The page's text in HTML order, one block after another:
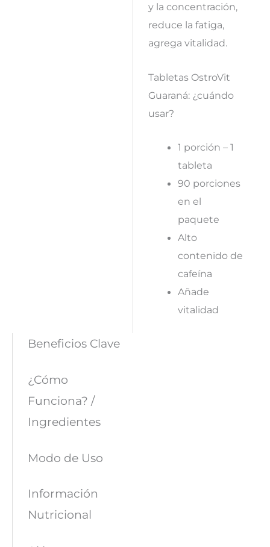
y la concentración,
reduce la fatiga,
agrega vitalidad.
Tabletas OstroVit
Guaraná: ¿cuándo
usar?
1 porción – 1
tableta
90 porciones
en el
paquete
Alto
contenido de
cafeína
Añade
vitalidad
Beneficios Clave
¿Cómo
Funciona? /
Ingredientes
Modo de Uso
Información
Nutricional